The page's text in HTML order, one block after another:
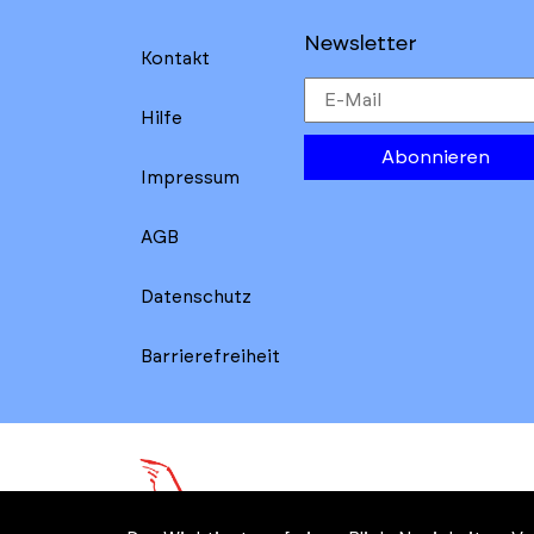
Kontakt
Hilfe
Impressum
AGB
Datenschutz
Barrierefreiheit
Newsletter
Abonnieren